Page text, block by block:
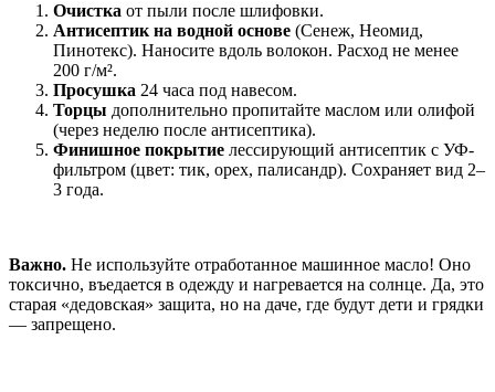
Очистка от пыли после шлифовки.
Антисептик на водной основе (Сенеж, Неомид,
Пинотекс). Наносите вдоль волокон. Расход не менее
200 г/м².
Просушка 24 часа под навесом.
Торцы дополнительно пропитайте маслом или олифой
(через неделю после антисептика).
Финишное покрытие лессирующий антисептик с УФ-
фильтром (цвет: тик, орех, палисандр). Сохраняет вид 2–
3 года.
Важно. Не используйте отработанное машинное масло! Оно
токсично, въедается в одежду и нагревается на солнце. Да, это
старая «дедовская» защита, но на даче, где будут дети и грядки
— запрещено.